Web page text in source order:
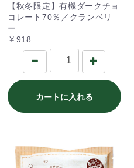
【秋冬限定】有機ダークチョ
コレート70％／クランベリ
ー
￥918
カートに入れる